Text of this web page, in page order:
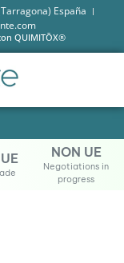
España
QUIMITŌX®
NON UE
Negotiations in
progress